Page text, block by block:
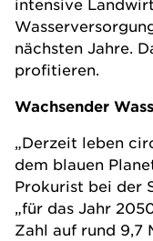
intensive
nächsten Jahre.
profitieren.
Wachsender
„Derzeit leben
dem blauen
Prokurist bei der
„für das Jahr
Zahl auf rund 9,7